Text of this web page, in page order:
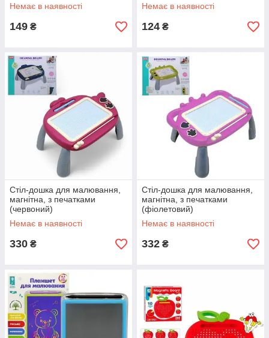
Немає в наявності
149 ₴
Немає в наявності
124 ₴
Стіл-дошка для малювання,
магнітна, з печатками
(червоний)
Немає в наявності
330 ₴
Стіл-дошка для малювання,
магнітна, з печатками
(фіолетовий)
Немає в наявності
332 ₴